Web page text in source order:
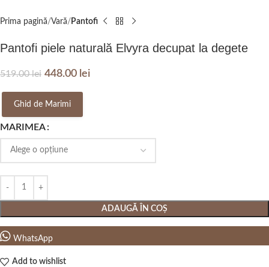
Prima pagină Vară Pantofi
Pantofi piele naturală Elvyra decupat la degete
519.00lei 448.00 lei
Ghid de Marimi
MARIMEA
ADAUGĂ ÎN COȘ
WhatsApp
Add to wishlist